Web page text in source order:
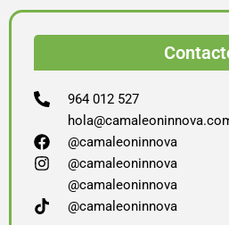
964 012 527
@camaleoninnova
@camaleoninnova
@camaleoninnova
@camaleoninnova